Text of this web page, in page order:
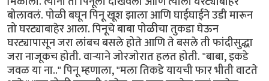
बोलावलं. पोळी बघून पिनू खूश झाला आणि घाईघाईने उडी मारून
तो घरट्याबाहेर आला. पिनूचे बाबा पोळीचा तुकडा घेऊन
घरट्यापासून जरा लांबच बसले होते आणि ते बसले ती फांदीसुद्धा
जरा नाजूकच होती. वार्‍याने जोरजोरात हलत होती. "बाबा, इकडे
जवळ या ना.." पिनू म्हणाला, "मला तिकडे यायची फार भीती वाटते